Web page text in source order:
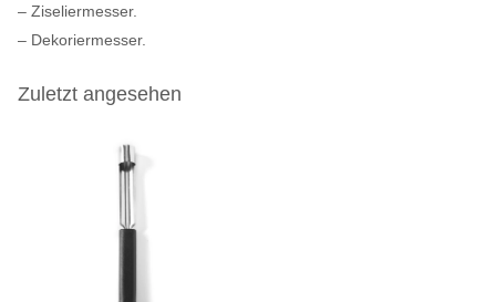
– Ziseliermesser.
– Dekoriermesser.
Zuletzt angesehen